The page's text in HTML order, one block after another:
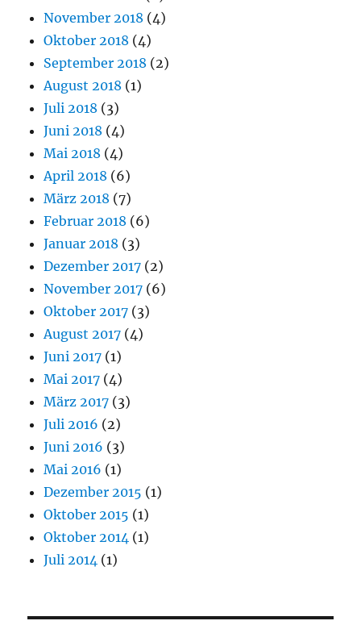
November 2018 (4)
Oktober 2018 (4)
September 2018 (2)
August 2018 (1)
Juli 2018 (3)
Juni 2018 (4)
Mai 2018 (4)
April 2018 (6)
März 2018 (7)
Februar 2018 (6)
Januar 2018 (3)
Dezember 2017 (2)
November 2017 (6)
Oktober 2017 (3)
August 2017 (4)
Juni 2017 (1)
Mai 2017 (4)
März 2017 (3)
Juli 2016 (2)
Juni 2016 (3)
Mai 2016 (1)
Dezember 2015 (1)
Oktober 2015 (1)
Oktober 2014 (1)
Juli 2014 (1)